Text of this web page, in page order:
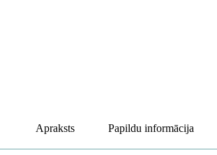
Apraksts Papildu informācija